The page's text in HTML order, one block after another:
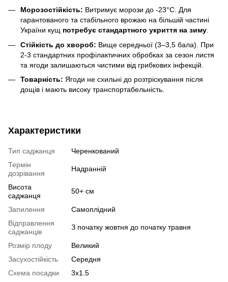
Морозостійкість: Витримує морози до -23°C. Для
гарантованого та стабільного врожаю на більшій частині
України кущ потребує стандартного укриття на зиму
Стійкість до хвороб: Вище середньої (3–3,5 бала). При
2-3 стандартних профілактичних обробках за сезон листя
та ягоди залишаються чистими від грибкових інфекцій.
Товарність: Ягоди не схильні до розтріскування після
дощів і мають високу транспортабельність.
Характеристики
Тип саджанця
Черенкований
Термін
дозрівання
Надранній
Висота
саджанця
50+ см
Запилення
Самоплідний
Відправлення
саджанців
З початку жовтня до початку травня
Розмір плоду
Великий
Засухостійкість
Середня
Схема посадки
3х1.5